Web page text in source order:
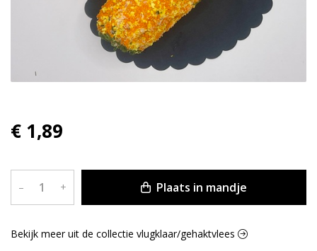
€ 1,89
– + Plaats in mandje
Bekijk meer uit de collectie vlugklaar/gehaktvlees